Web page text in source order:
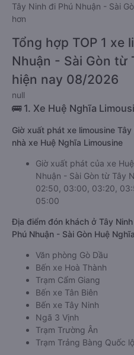
Tây Ninh đi Phú Nhuận - Sài
hơn
Tổng hợp TOP 1 xe
Nhuận - Sài Gòn từ
hiện nay 08/2026
null
🚌 1. Xe Huệ Nghĩa
Giờ xuất phát xe limousine
nhà xe Huệ Nghĩa Limousine
Giờ xuất phát của xe
Nhuận - Sài Gòn từ Tây
02:50, 03:00, 03:20,
05:00
Địa điểm đón khách ở Tây
Phú Nhuận - Sài Gòn Huệ
Văn phòng Gò Dầu
Bến xe Hoà Thành
Trạm Cẩm Giang
Bến xe Tân Biên
Bến xe Tây Ninh
Ngã 3 Vịnh
Trạm Trường Ân
Trạm Trảng Bàng Quốc